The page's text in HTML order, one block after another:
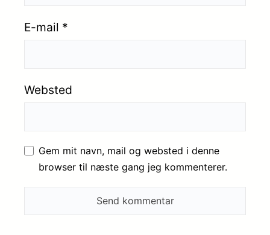
E-mail *
Websted
Gem mit navn, mail og websted i denne
browser til næste gang jeg kommenterer.